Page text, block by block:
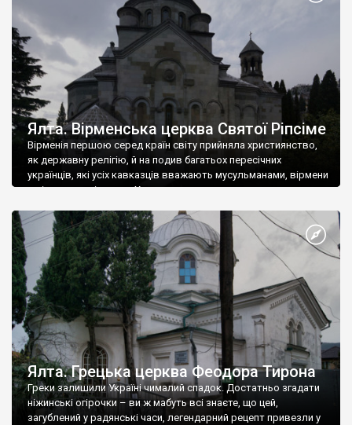
Ялта. Вірменська церква Святої Ріпсіме
Вірменія першою серед країн світу прийняла християнство,
як державну релігію, й на подив багатьох пересічних
українців, які усіх кавказців вважають мусульманами, вірмени
є відданими вірянами Христа
Ялта. Грецька церква Феодора Тирона
Греки залишили Україні чималий спадок. Достатньо згадати
ніжинські огірочки – ви ж мабуть всі знаєте, що цей,
загублений у радянські часи, легендарний рецепт привезли у